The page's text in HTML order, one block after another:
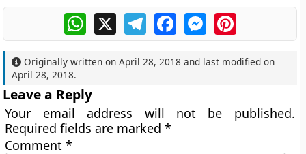
WhatsApp
X TelegramFacebookMessengerPinterest
Originally written onApril 28, 2018 and last modified on
April 28, 2018.
Leave a Reply
Your email address will not be published.
Required fields are marked*
Comment*